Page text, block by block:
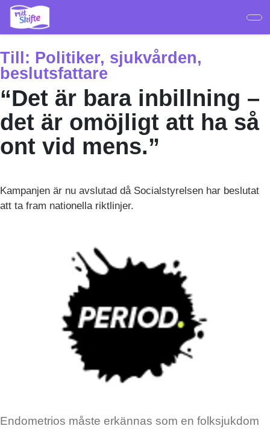
Hoppa
huvudinnehåll
Till: Politiker, sjukvården,
beslutsfattare
“Det är bara inbillning –
det är omöjligt att ha så
ont vid mens.”
Kampanjen är nu avslutad då Socialstyrelsen har beslutat
att ta fram nationella riktlinjer.
Endometrios måste erkännas som en folksjukdom